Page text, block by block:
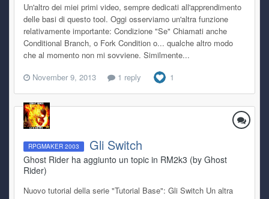
Un'altro dei miei primi video, sempre dedicati all'apprendimento
delle basi di questo tool. Oggi osserviamo un'altra funzione
relativamente importante: Condizione "Se" Chiamati anche
Conditional Branch, o Fork Condition o... qualche altro modo
che al momento non mi sovviene. Similmente...
November 9, 2013
1 reply 1
RPGMAKER 2003 Gli Switch
Ghost Rider ha aggiunto un topic in RM2k3 (by Ghost
Rider)
Nuovo tutorial della serie "Tutorial Base": Gli Switch Un altra